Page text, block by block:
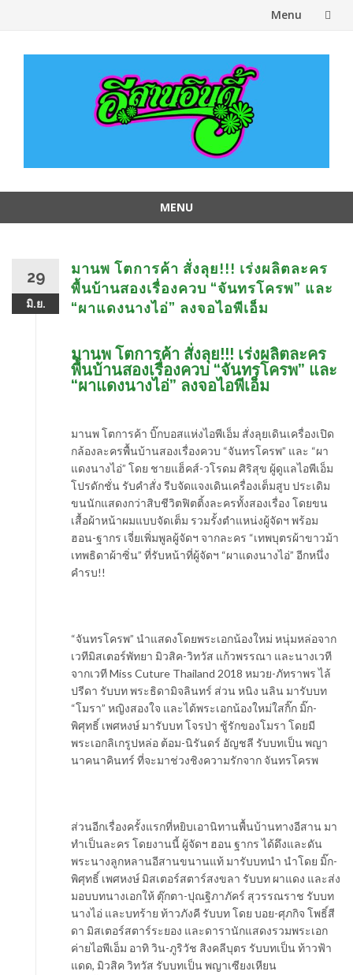
Menu
MENU
29
มิ.ย.
มานพ โตการค้า สั่งลุย!!! เร่งผลิตละคร
พื้นบ้านสองเรื่องควบ “จันทรโครพ” และ
“ผาแดงนางไอ่” ลงจอไอพีเอ็ม
มานพ โตการค้า สั่งลุย!!! เร่งผลิตละคร
พื้นบ้านสองเรื่องควบ “จันทรโครพ” และ
“ผาแดงนางไอ่” ลงจอไอพีเอ็ม
มานพ โตการค้า บิ๊กบอสแห่งไอพีเอ็ม สั่งลุยเดินเครื่องเปิด
กล้องละครพื้นบ้านสองเรื่องควบ “จันทรโครพ” และ “ผา
แดงนางไอ่” โดย ชายแฮ็คส์-วโรดม ศิริสุข ผู้ดูแลไอพีเอ็ม
โปรดักชั่น รับคำสั่ง รีบจัดแจงเดินเครื่องเต็มสูบ ประเดิม
ขนนักแสดงกว่าสิบชีวิตฟิตติ้งละครทั้งสองเรื่อง โดยขน
เสื้อผ้าหน้าผมแบบจัดเต็ม รวมรั้งตำแหน่งผู้จัดฯ พร้อม
ฮอน-ฐากร เจี่ยเพิ่มพูลผู้จัดฯ จากละคร “เทพบุตรผ้าขาวม้า
เทพธิดาผ้าซิ่น” ที่รับหน้าที่ผู้จัดฯ “ผาแดงนางไอ่” อีกหนึ่ง
คำรบ!!
“จันทรโครพ” นำแสดงโดยพระเอกน้องใหม่ หนุ่มหล่อจาก
เวทีมิสเตอร์พัทยา มิวสิค-วิทวัส แก้วพรรณา และนางเวที
จากเวที Miss Cuture Thailand 2018 หมวย-ภัทราพร ไล้
ปรีดา รับบท พระธิดามิจลินทร์ ส่วน หนิง นลิน มารับบท
“โมรา” หญิงสองใจ และได้พระเอกน้องใหม่ใสกิ๊ก มิ๊ก-
พิศุทธิ์ เพศหงษ์ มารับบท โจรป่า ชู้รักของโมรา โดยมี
พระเอกลิเกรูปหล่อ ต้อม-นิรันดร์ อัญชลี รับบทเป็น พญา
นาคนาคินทร์ ที่จะมาช่วงชิงความรักจาก จันทรโครพ
ส่วนอีกเรื่องครั้งแรกที่หยิบเอานิทานพื้นบ้านทางอีสาน มา
ทำเป็นละคร โดยงานนี้ ผู้จัดฯ ฮอน ฐากร ได้ดึงและดัน
พระนางลูกหลานอีสานขนานแท้ มารับบทนำ นำโดย มิ๊ก-
พิศุทธิ์ เพศหงษ์ มิสเตอร์สตาร์สงขลา รับบท ผาแดง และส่ง
มอบบทนางเอกให้ ตุ๊กตา-ปุณฐิภาภัคร์ สุวรรณราช รับบท
นางไอ่ และบทร้าย ท้าวภังคี รับบท โดย บอย-ศุภกิจ โพธิ์สี
ดา มิสเตอร์สตาร์ระยอง และดารานักแสดงรวมพระเอก
ค่ายไอพีเอ็ม อาทิ วิน-ภูริวัช สิงคลีบุตร รับบทเป็น ท้าวฟ้า
แดด, มิวสิค วิทวัส รับบทเป็น พญาเซียงเหียน